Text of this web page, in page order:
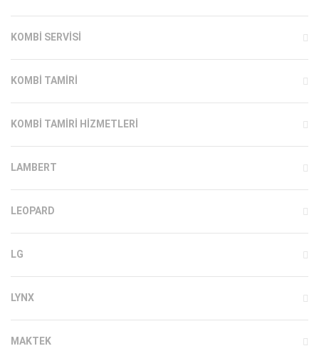
KOMBI SERVISI
KOMBI TAMIRI
KOMBI TAMIRI HIZMETLERI
LAMBERT
LEOPARD
LG
LYNX
MAKTEK